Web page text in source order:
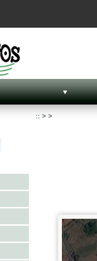
:: > >
purposes only